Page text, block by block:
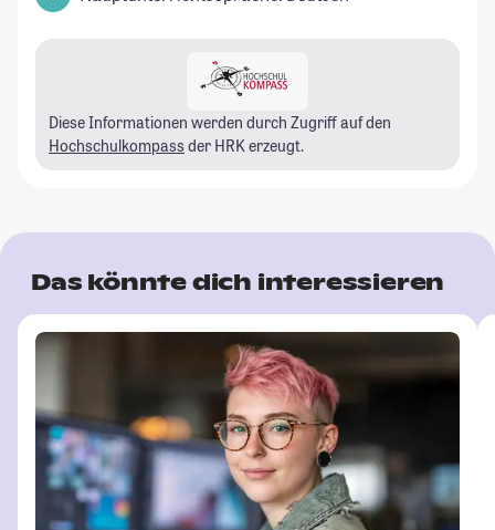
Diese Informationen werden durch Zugriff auf den
Hochschulkompass der HRK erzeugt.
Das könnte dich interessieren